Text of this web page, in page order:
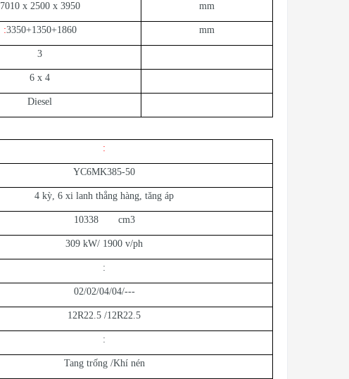
7010 x 2500 x 3950 mm
:3350+1350+1860 mm
3
6 x 4
Diesel
:
YC6MK385-50
4 kỳ, 6 xi lanh thẳng hàng, tăng áp
10338 cm3
309 kW/ 1900 v/ph
:
02/02/04/04/---
12R22.5 /12R22.5
:
Tang trống /Khí nén